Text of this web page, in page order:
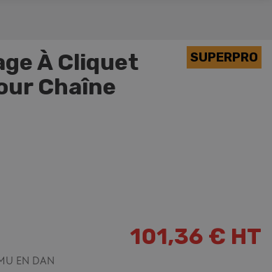
À Cliquet
Chaîne
101,36 € HT
EN DAN